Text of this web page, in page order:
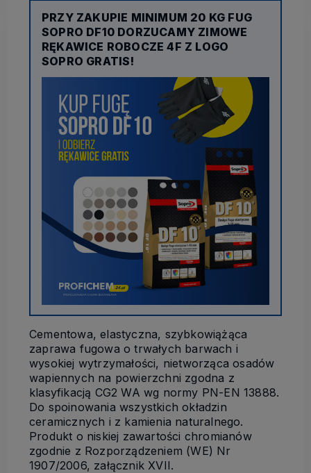
PRZY ZAKUPIE MINIMUM 20 KG FUG
SOPRO DF10 DORZUCAMY ZIMOWE
RĘKAWICE ROBOCZE 4F Z LOGO
SOPRO GRATIS!
Cementowa, elastyczna, szybkowiążąca
zaprawa fugowa o trwałych barwach i
wysokiej wytrzymałości, nietworząca osadów
wapiennych na powierzchni zgodna z
klasyfikacją CG2 WA wg normy PN-EN 13888.
Do spoinowania wszystkich okładzin
ceramicznych i z kamienia naturalnego.
Produkt o niskiej zawartości chromianów
zgodnie z Rozporządzeniem (WE) Nr
1907/2006, załącznik XVII.